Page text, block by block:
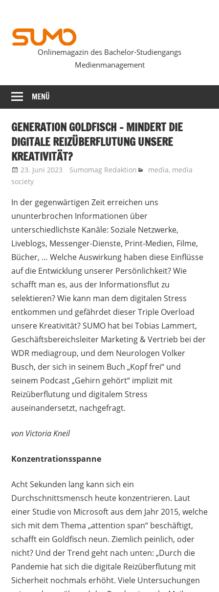
springen
SUMOmag
Onlinemagazin des Bachelor-Studiengangs
Medienmanagement
MENÜ
GENERATION GOLDFISCH – MINDERT DIE
DIGITALE REIZÜBERFLUTUNG UNSERE
KREATIVITÄT?
23. Juni 2023 Sumomag Redaktion media, media
society
In der gegenwärtigen Zeit erreichen uns
ununterbrochen Informationen über
unterschiedlichste Kanäle: Soziale Netzwerke,
Liveblogs, Messenger-Dienste, Print-Medien, Filme,
Bücher, … Welche Auswirkung haben diese Einflüsse
auf die Entwicklung unserer Persönlichkeit? Wie
schafft man es, aus der Informationsflut zu
selektieren? Wie kann man dem digitalen Stress
entkommen und gefährdet dieser Triple Overload
unsere Kreativität? SUMO hat bei Tobias Lammert,
Geschäftsbereichsleiter Marketing & Vertrieb bei der
WDR mediagroup, und dem Neurologen Volker
Busch, der sich in seinem Buch „Kopf frei“ und
seinem Podcast „Gehirn gehört“ implizit mit
Reizüberflutung und digitalem Stress
auseinandersetzt, nachgefragt.
von Victoria Kneil
Konzentrationsspanne
Acht Sekunden lang kann sich ein
Durchschnittsmensch heute konzentrieren. Laut
einer Studie von Microsoft aus dem Jahr 2015, welche
sich mit dem Thema „attention span“ beschäftigt,
schafft ein Goldfisch neun. Ziemlich peinlich, oder
nicht? Und der Trend geht nach unten: „Durch die
Pandemie hat sich die digitale Reizüberflutung mit
Sicherheit nochmals erhöht. Viele Untersuchungen